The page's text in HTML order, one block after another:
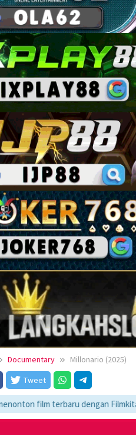
Documentary
Millonario (2025)
Tweet
dengan Filmkita21!